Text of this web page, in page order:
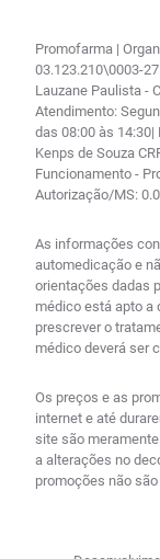
Promofarma |
03.123.210\0003-
Lauzane Paulista -
Atendimento:
das 08:00 às
Kenps de Souza
Funcionamento -
Autorização/MS:
As informações
automedicação e
orientações dadas
médico está apto a
prescrever o
médico deverá ser
Os preços e as
internet e até
site são
a alterações no
promoções não